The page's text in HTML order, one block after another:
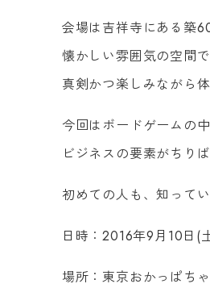
会場は吉祥寺にある築
懐かしい雰囲気の空間
真剣かつ楽しみながら
今回はボードゲームの
ビジネスの要素がちり
初めての人も、知って
日時：2016年9月10日
場所：東京おかっぱち